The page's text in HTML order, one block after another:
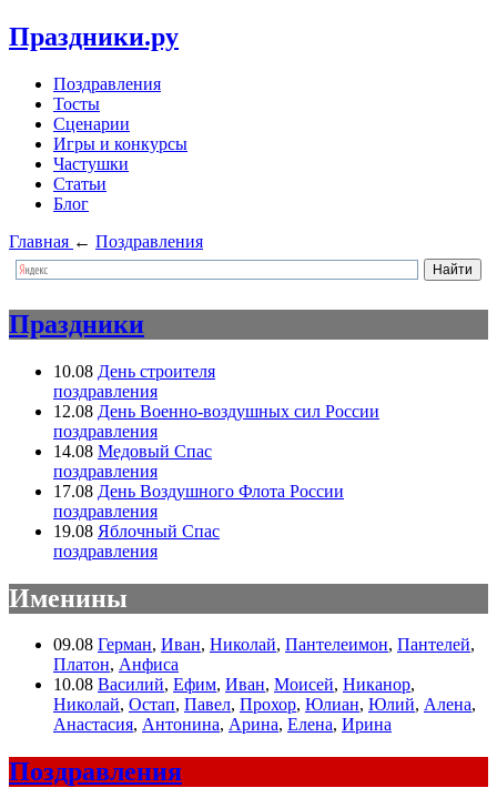
Праздники.ру
Поздравления
Тосты
Сценарии
Игры и конкурсы
Частушки
Статьи
Блог
Главная ← Поздравления
Праздники
10.08 День строителя
поздравления
12.08 День Военно-воздушных сил России
поздравления
14.08 Медовый Спас
поздравления
17.08 День Воздушного Флота России
поздравления
19.08 Яблочный Спас
поздравления
Именины
09.08 Герман, Иван, Николай, Пантелеимон, Пантелей,
Платон, Анфиса
10.08 Василий, Ефим, Иван, Моисей, Никанор,
Николай, Остап, Павел, Прохор, Юлиан, Юлий, Алена,
Анастасия, Антонина, Арина, Елена, Ирина
Поздравления